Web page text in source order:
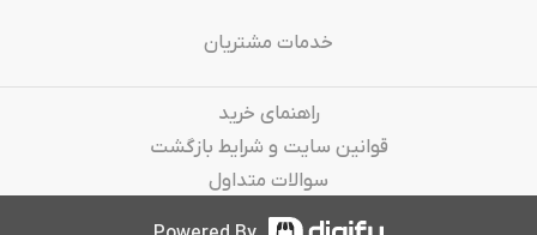
خدمات مشتریان
راهنمای خرید
قوانین سایت و شرایط بازگشت
سوالات متداول